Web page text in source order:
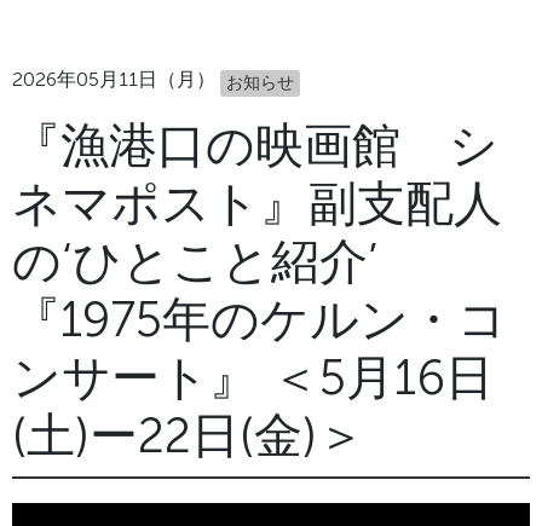
2026年05月11日（月） お知らせ
『漁港口の映画館 シ
ネマポスト』副支配人
の‘ひとこと紹介’
『1975年のケルン・コ
ンサート』 ＜5月16日
(土)ー22日(金)＞